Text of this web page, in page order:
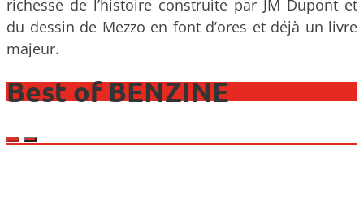
richesse de l’histoire construite par JM Dupont et
du dessin de Mezzo en font d’ores et déjà un livre
majeur.
Best of BENZINE